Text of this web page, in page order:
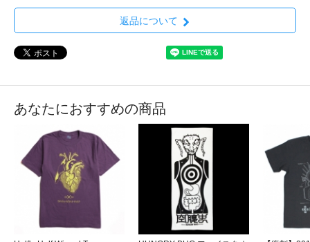
返品について
あなたにおすすめの商品